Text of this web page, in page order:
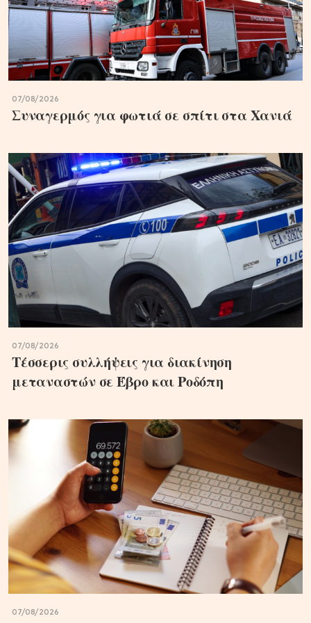
07/08/2026
Συναγερμός για φωτιά σε σπίτι στα Χανιά
07/08/2026
Τέσσερις συλλήψεις για διακίνηση
μεταναστών σε Έβρο και Ροδόπη
07/08/2026